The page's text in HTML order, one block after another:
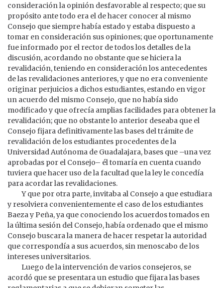
consideración la opinión desfavorable al respecto; que su
propósito ante todo era el de hacer conocer al mismo
Consejo que siempre había estado y estaba dispuesto a
tomar en consideración sus opiniones; que oportunamente
fue informado por el rector de todos los detalles de la
discusión, acordando no obstante que se hiciera la
revalidación, teniendo en consideración los antecedentes
de las revalidaciones anteriores, y que no era conveniente
originar perjuicios a dichos estudiantes, estando en vigor
un acuerdo del mismo Consejo, que no había sido
modificado y que ofrecía amplias facilidades para obtener la
revalidación; que no obstante lo anterior deseaba que el
Consejo fijara definitivamente las bases del trámite de
revalidación de los estudiantes procedentes de la
Universidad Autónoma de Guadalajara, bases que –una vez
aprobadas por el Consejo– él tomaría en cuenta cuando
tuviera que hacer uso de la facultad que la ley le concedía
para acordar las revalidaciones.
Y que por otra parte, invitaba al Consejo a que estudiara
y resolviera convenientemente el caso de los estudiantes
Baeza y Peña, ya que conociendo los acuerdos tomados en
la última sesión del Consejo, había ordenado que el mismo
Consejo buscara la manera de hacer respetar la autoridad
que correspondía a sus acuerdos, sin menoscabo de los
intereses universitarios.
Luego de la intervención de varios consejeros, se
acordó que se presentara un estudio que fijara las bases